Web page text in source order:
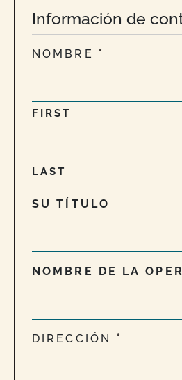
Información de
NOMBRE
FIRST
LAST
SU TÍTULO
NOMBRE DE LA
DIRECCIÓN